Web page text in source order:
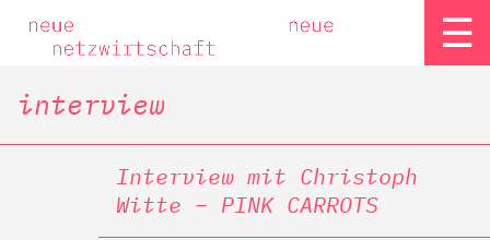
☰
interview
Interview mit Christoph
Witte – PINK CARROTS